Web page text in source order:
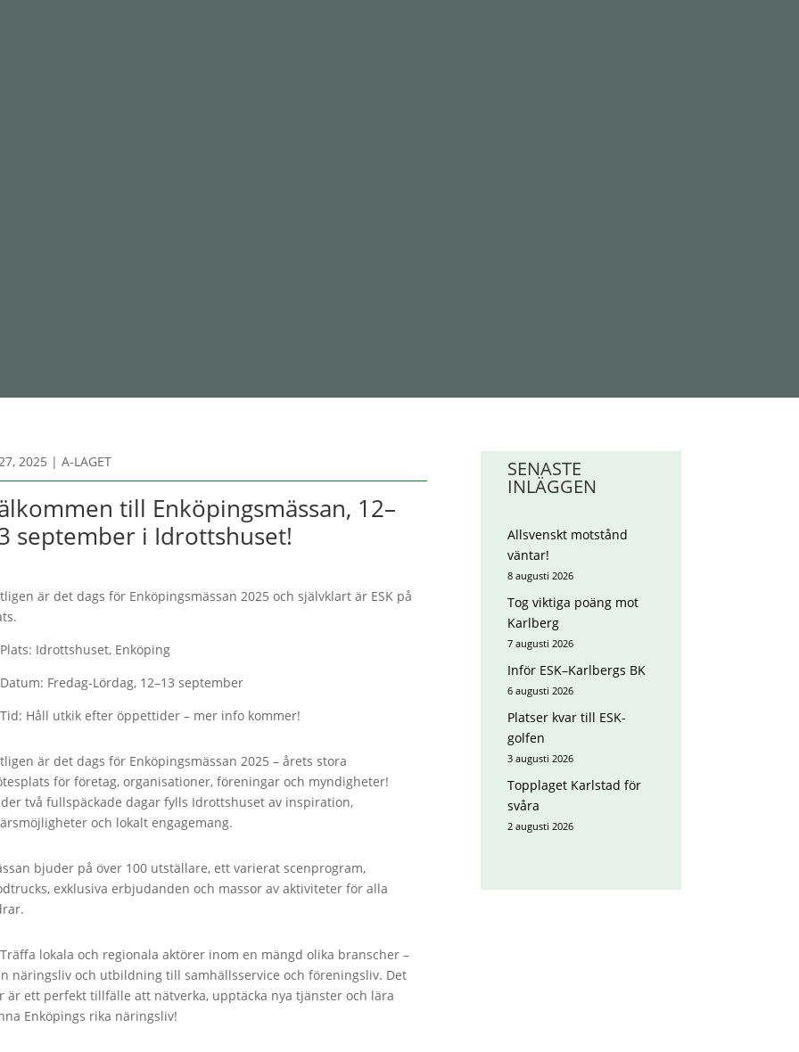
2025 | A-LAGET
till Enköpingsmässan, 12–
september i Idrottshuset!
är det dags för Enköpingsmässan 2025 och självklart är ESK på
Plats: Idrottshuset, Enköping
Fredag-Lördag, 12–13 september
Håll utkik efter öppettider – mer info kommer!
är det dags för Enköpingsmässan 2025 – årets stora
för företag, organisationer, föreningar och myndigheter!
två fullspäckade dagar fylls Idrottshuset av inspiration,
och lokalt engagemang.
bjuder på över 100 utställare, ett varierat scenprogram,
exklusiva erbjudanden och massor av aktiviteter för alla
lokala och regionala aktörer inom en mängd olika branscher –
näringsliv och utbildning till samhällsservice och föreningsliv. Det
är ett perfekt tillfälle att nätverka, upptäcka nya tjänster och lära
Enköpings rika näringsliv!
SENASTE
INLÄGGEN
Allsvenskt motstånd
väntar!
8 augusti 2026
Tog viktiga poäng mot
Karlberg
7 augusti 2026
Inför ESK–Karlbergs BK
6 augusti 2026
Platser kvar till ESK-
golfen
3 augusti 2026
Topplaget Karlstad för
svåra
2 augusti 2026